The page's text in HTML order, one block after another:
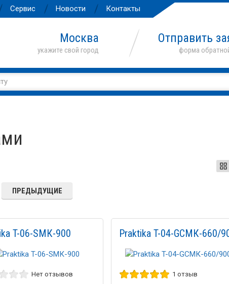
Сервис Новости Контакты
Москва Отправить
ПРЕДЫДУЩИЕ
T-06-SMК-900
Нет отзывов
Praktika T-04-GCMК-660/
1 отзыв